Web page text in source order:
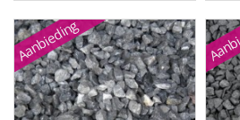
Aanbieding